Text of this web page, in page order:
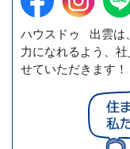
ハウスドゥ 出雲は
力になれるよう、
せていただきます！